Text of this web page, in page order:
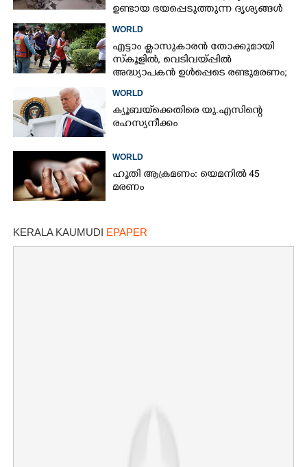
ഉണ്ടായ ഭയപ്പെടുത്തുന്ന ദൃശ്യങ്ങൾ
WORLD
എട്ടാം ക്ളാസുകാരൻ തോക്കുമായി
സ്കൂളിൽ, വെടിവയ്പ്പിൽ
അദ്ധ്യാപകൻ ഉൾപ്പെടെ രണ്ടുമരണം;
WORLD
ക്യൂബയ്‌ക്കെതിരെ യു.എസിന്റെ
രഹസ്യനീക്കം
WORLD
ഹൂതി ആക്രമണം: യെമനിൽ 45
മരണം
KERALA KAUMUDI EPAPER